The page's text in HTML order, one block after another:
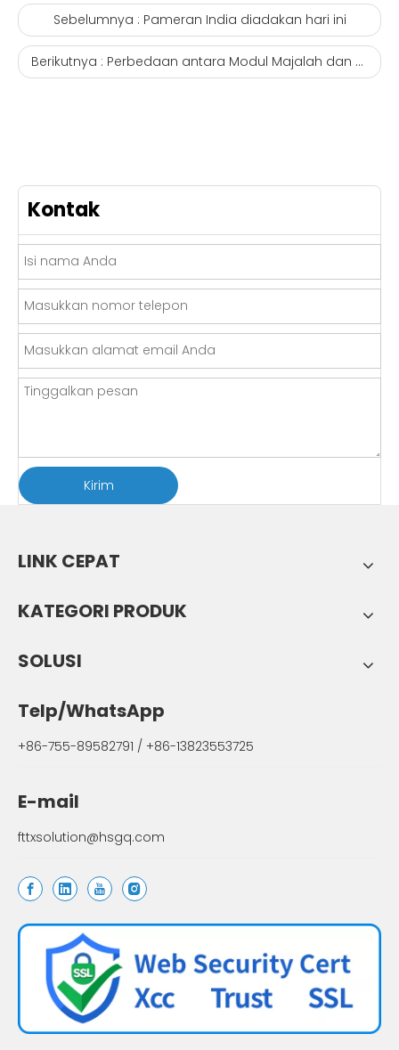
Sebelumnya : Pameran India diadakan hari ini
Berikutnya : Perbedaan antara Modul Majalah dan Gigabit Light Module.olt gpon 4 port perusahaan
Kontak
Kirim
LINK CEPAT
KATEGORI PRODUK
SOLUSI
Telp/WhatsApp
+86-755-89582791 / +86-13823553725
E-mail
fttxsolution@hsgq.com